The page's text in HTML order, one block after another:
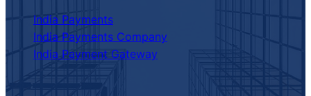
India Payments
India Payments Company
India Payment Gateway